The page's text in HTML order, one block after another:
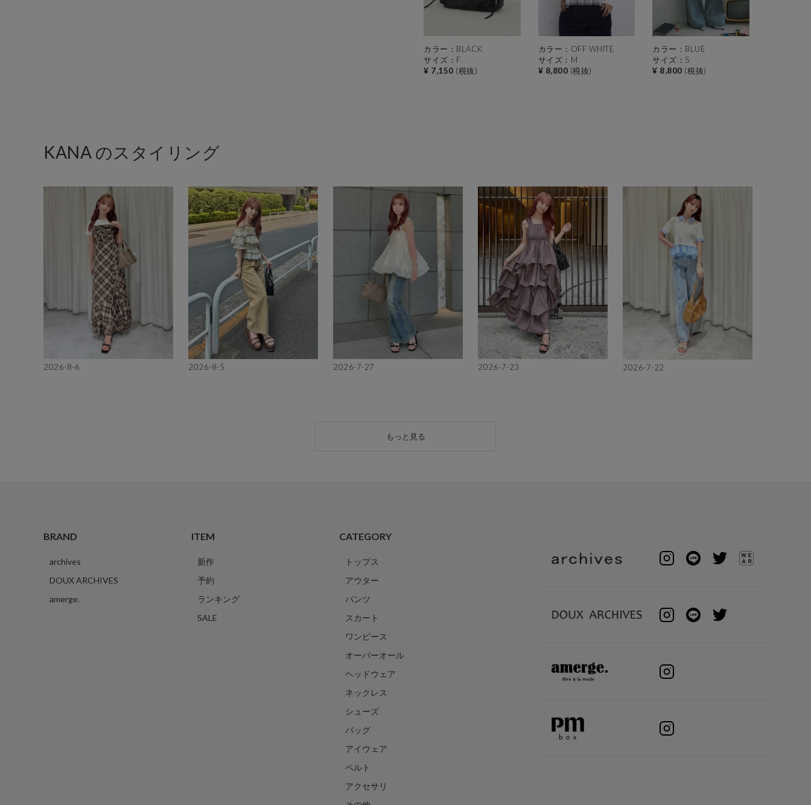
カラー：BLACK
サイズ：F
¥ 7,150 (税抜)
カラー：OFF WHITE
サイズ：M
¥ 8,800 (税抜)
カラー：BLUE
サイズ：S
¥ 8,800 (税抜)
KANA のスタイリング
2026-8-6 2026-8-5 2026-7-27 2026-7-23 2026-7-22
もっと見る
BRAND
archives
DOUX ARCHIVES
amerge.
ITEM
新作
予約
ランキング
SALE
CATEGORY
トップス
アウター
パンツ
スカート
ワンピース
オーバーオール
ヘッドウェア
ネックレス
シューズ
バッグ
アイウェア
ベルト
アクセサリ